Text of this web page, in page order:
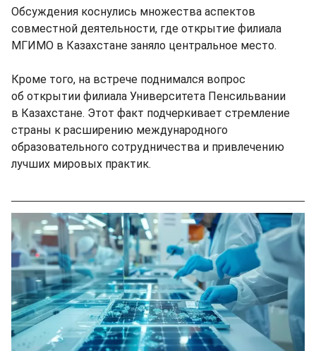
Обсуждения коснулись множества аспектов
совместной деятельности, где открытие филиала
МГИМО в Казахстане заняло центральное место.
Кроме того, на встрече поднимался вопрос
об открытии филиала Университета Пенсильвании
в Казахстане. Этот факт подчеркивает стремление
страны к расширению международного
образовательного сотрудничества и привлечению
лучших мировых практик.